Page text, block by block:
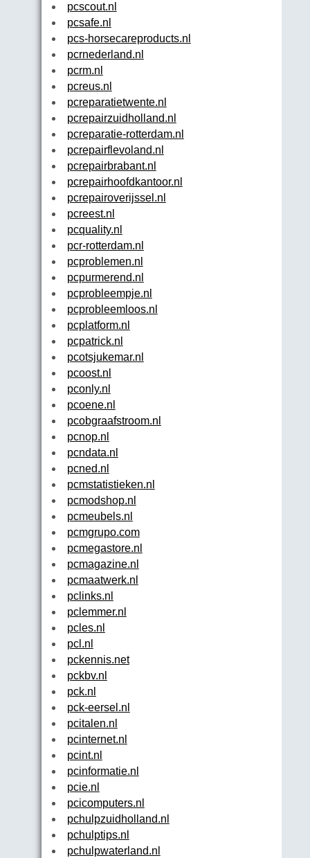
pcscout.nl
pcsafe.nl
pcs-horsecareproducts.nl
pcrnederland.nl
pcrm.nl
pcreus.nl
pcreparatietwente.nl
pcrepairzuidholland.nl
pcreparatie-rotterdam.nl
pcrepairflevoland.nl
pcrepairbrabant.nl
pcrepairhoofdkantoor.nl
pcrepairoverijssel.nl
pcreest.nl
pcquality.nl
pcr-rotterdam.nl
pcproblemen.nl
pcpurmerend.nl
pcprobleempje.nl
pcprobleemloos.nl
pcplatform.nl
pcpatrick.nl
pcotsjukemar.nl
pcoost.nl
pconly.nl
pcoene.nl
pcobgraafstroom.nl
pcnop.nl
pcndata.nl
pcned.nl
pcmstatistieken.nl
pcmodshop.nl
pcmeubels.nl
pcmgrupo.com
pcmegastore.nl
pcmagazine.nl
pcmaatwerk.nl
pclinks.nl
pclemmer.nl
pcles.nl
pcl.nl
pckennis.net
pckbv.nl
pck.nl
pck-eersel.nl
pcitalen.nl
pcinternet.nl
pcint.nl
pcinformatie.nl
pcie.nl
pcicomputers.nl
pchulpzuidholland.nl
pchulptips.nl
pchulpwaterland.nl